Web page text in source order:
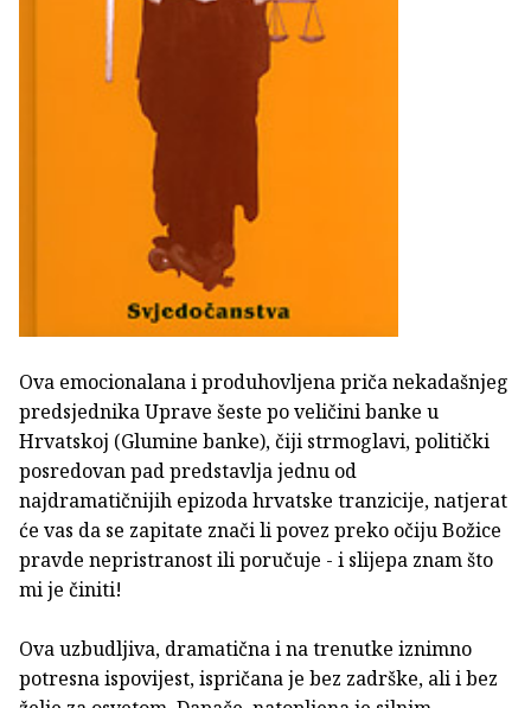
Ova emocionalana i produhovljena priča nekadašnjeg
predsjednika Uprave šeste po veličini banke u
Hrvatskoj (Glumine banke), čiji strmoglavi, politički
posredovan pad predstavlja jednu od
najdramatičnijih epizoda hrvatske tranzicije, natjerat
će vas da se zapitate znači li povez preko očiju Božice
pravde nepristranost ili poručuje - i slijepa znam što
mi je činiti!
Ova uzbudljiva, dramatična i na trenutke iznimno
potresna ispovijest, ispričana je bez zadrške, ali i bez